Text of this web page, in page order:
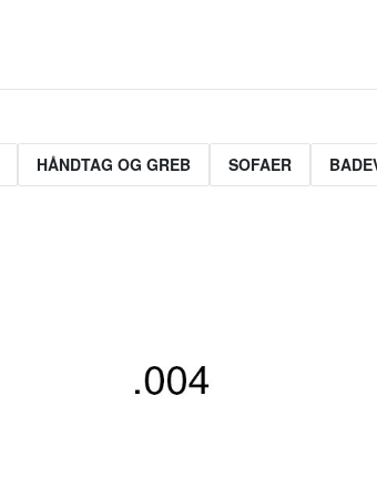
HÅNDTAG OG GREB SOFAER